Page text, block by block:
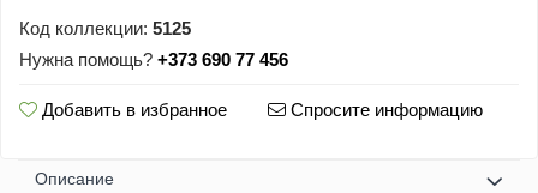
Код коллекции: 5125
Нужна помощь? +373 690 77 456
Добавить в избранное Спросите информацию
Oписание